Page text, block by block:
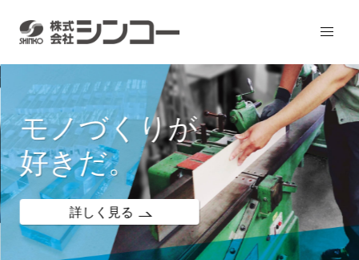
モノづくりが
好きだ。
詳しく見る